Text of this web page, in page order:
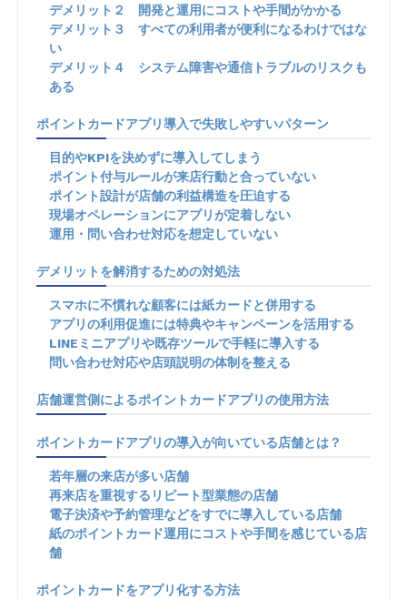
デメリット２ 開発と運用にコストや手間がかかる
デメリット３ すべての利用者が便利になるわけではな
い
デメリット４ システム障害や通信トラブルのリスクも
ある
ポイントカードアプリ導入で失敗しやすいパターン
目的やKPIを決めずに導入してしまう
ポイント付与ルールが来店行動と合っていない
ポイント設計が店舗の利益構造を圧迫する
現場オペレーションにアプリが定着しない
運用・問い合わせ対応を想定していない
デメリットを解消するための対処法
スマホに不慣れな顧客には紙カードと併用する
アプリの利用促進には特典やキャンペーンを活用する
LINEミニアプリや既存ツールで手軽に導入する
問い合わせ対応や店頭説明の体制を整える
店舗運営側によるポイントカードアプリの使用方法
ポイントカードアプリの導入が向いている店舗とは？
若年層の来店が多い店舗
再来店を重視するリピート型業態の店舗
電子決済や予約管理などをすでに導入している店舗
紙のポイントカード運用にコストや手間を感じている店
舗
ポイントカードをアプリ化する方法